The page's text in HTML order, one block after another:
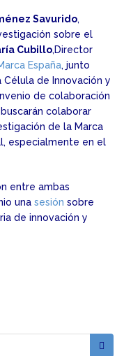
Savurido,
sobre el
Cubillo,Director
España, junto
Célula de Innovación y
de colaboración
colaborar
de la Marca
especialmente en el
entre ambas
una sesión sobre
de innovación y